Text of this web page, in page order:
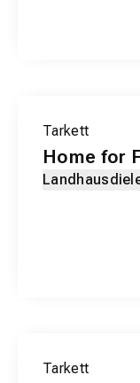
EXKLUSIV-
Tarkett
Home for
EXKLUSIV-
Tarkett